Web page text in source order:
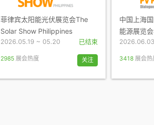
菲律宾太阳能光伏展览会The
Solar Show Philippines
2026.05.19 ~ 05.20 已结束
2985 展会热度 关注
中国上海
能源展览
3418展会热